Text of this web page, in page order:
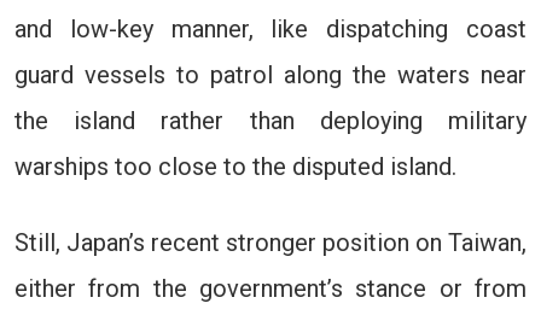
and low-key manner, like dispatching coast
guard vessels to patrol along the waters near
the island rather than deploying military
warships too close to the disputed island.
Still, Japan’s recent stronger position on Taiwan,
either from the government’s stance or from